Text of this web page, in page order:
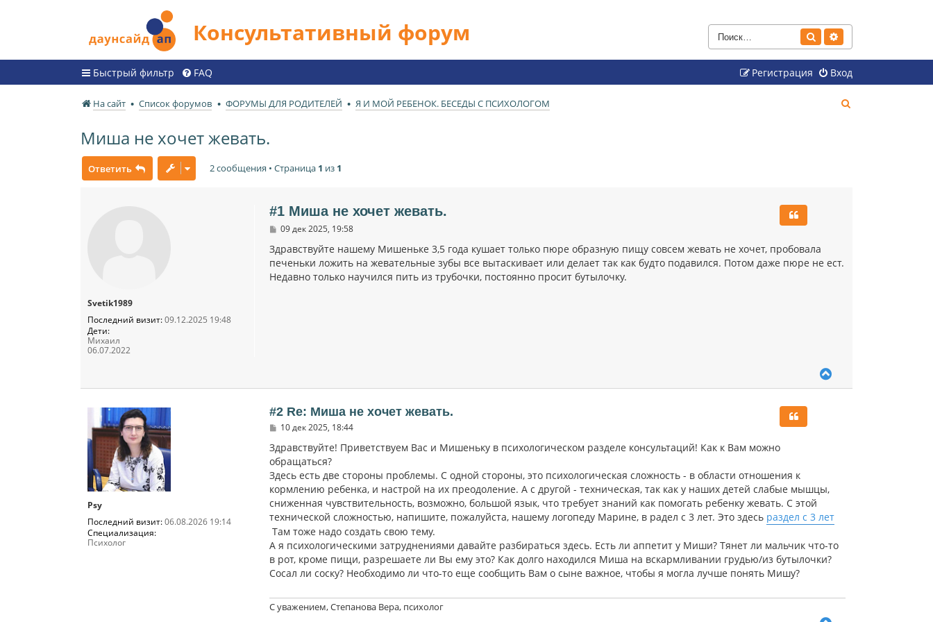
Консультативный форум Поиск
Быстрый фильтр FAQ Вход
Регистрация
На сайт Список форумов ФОРУМЫ ДЛЯ РОДИТЕЛЕЙ Я И МОЙ РЕБЕНОК. БЕСЕДЫ С ПСИХОЛОГОМ
Миша не хочет жевать.
Ответить 2 сообщения • Страница 1 из 1
Svetik1989
Последний визит:09.12.2025 19:48
Дети:
Михаил
06.07.2022
#1 Миша не хочет жевать.
С
о
б
щ
е
н
09 дек 2025, 19:58
Здравствуйте нашему Мишеньке 3,5 года кушает только пюре образную пищу совсем жевать не хочет, пробовала
печеньки ложить на жевательные зубы все вытаскивает или делает так как будто подавился. Потом даже пюре не ест.
Недавно только научился пить из трубочки, постоянно просит бутылочку.
у
Psy
Последний визит:06.08.2026 19:14
Специализация:
Психолог
#2 Re: Миша не хочет жевать.
С
о
б
щ
е
н
и
е
10 дек 2025, 18:44
Здравствуйте! Приветствуем Вас и Мишеньку в психологическом разделе консультаций! Как к Вам можно
обращаться?
Здесь есть две стороны проблемы. С одной стороны, это психологическая сложность - в области отношения к
кормлению ребенка, и настрой на их преодоление. А с другой - техническая, так как у наших детей слабые мышцы,
сниженная чувствительность, возможно, большой язык, что требует знаний как помогать ребенку жевать. С этой
технической сложностью, напишите, пожалуйста, нашему логопеду Марине, в радел с 3 лет. Это здесь раздел с 3 лет
Там тоже надо создать свою тему.
А я психологическими затруднениями давайте разбираться здесь. Есть ли аппетит у Миши? Тянет ли мальчик что-то
в рот, кроме пищи, разрешаете ли Вы ему это? Как долго находился Миша на вскармливании грудью/из бутылочки?
Сосал ли соску? Необходимо ли что-то еще сообщить Вам о сыне важное, чтобы я могла лучше понять Мишу?
С уважением, Степанова Вера, психолог